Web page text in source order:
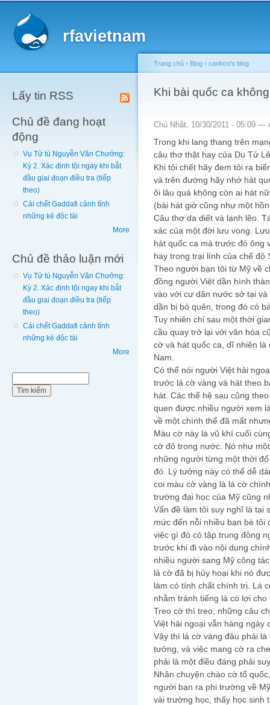
rfavietnam
Lấy tin RSS
Chủ đề đang hoạt
động
Vụ Tử tù Nguyễn Văn Chưởng:
Kỳ 2. Xác định tội ngay khi bắt
đầu giai đoạn điều tra (tiếp
theo)
Cái chết Gaddafi cảnh tỉnh
những kẻ độc tài
More
Chủ đề thảo luận mới
Vụ Tử tù Nguyễn Văn Chưởng:
Kỳ 2. Xác định tội ngay khi bắt
đầu giai đoạn điều tra (tiếp
theo)
Cái chết Gaddafi cảnh tỉnh
những kẻ độc tài
More
You are here
Trang chủ › Blog › canhco's blog
Khi bài quốc ca
Chủ Nhật, 10/30/2011 - 05:09 —
Trong khi lang thang trên
câu thơ thật hay của Du Tử
Khi tôi chết hãy đem tôi ra
và trên đường hãy nhớ hát
ôi lâu quá không còn ai hát
(bài hát giờ cũng như một
Câu thơ da diết và lạnh lẽo.
xác của một đời lưu vong.
hát quốc ca mà trước đó ông
hay trong trại lính của chế độ
Theo người bạn tôi từ Mỹ về
đồng người Việt dần hình
vào với cư dân nước sở tại
dần bị bỏ quên, trong đó có
Tuy nhiên chỉ sau một thời
cầu quay trở lại với văn hóa
cờ và hát quốc ca, dĩ nhiên là
Nam.
Có thể nói người Việt hải
trước lá cờ vàng và hát theo
hát. Các thế hệ sau cũng
quen được nhiều người xem
về một chính thể đã mất
Màu cờ này là vũ khí cuối
cờ đỏ trong nước. Nó như
những người từng một thời
đó. Lý tưởng này có thể dễ
coi màu cờ vàng là lá cờ
trường đại học của Mỹ cũng
Vấn đề làm tôi suy nghĩ là tại
mức đến nỗi nhiều bạn bè tôi
việc gì đó có tập trung đông
trước khi đi vào nội dung
nhiều người sang Mỹ công
lá cờ đã bị hủy hoại khi nó
làm có tính chất chính trị. Lá
nhằm tránh tiếng là có lợi cho
Treo cờ thì treo, những câu
Việt hải ngoại vẫn hàng
Vậy thì lá cờ vàng đâu phải
tưởng, và việc mang cờ ra
phải là một điều đáng phải
Nhân chuyện chào cờ tổ
người bạn ra phi trường về
vài trường học, thấy học sinh